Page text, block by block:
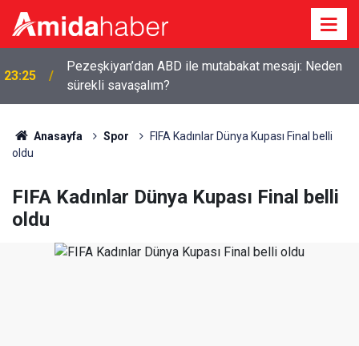
23:25
Pezeşkiyan’dan ABD ile mutabakat mesajı: Neden
sürekli savaşalım?
Anasayfa Spor
FIFA Kadınlar Dünya Kupası Final belli
oldu
FIFA Kadınlar Dünya Kupası Final belli
oldu